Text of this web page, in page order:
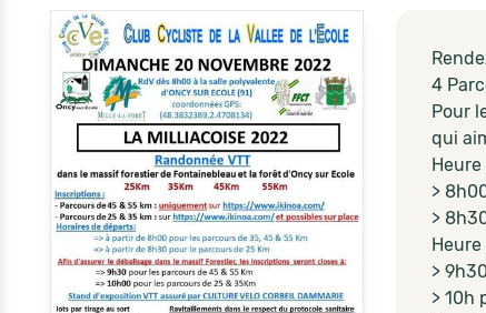
4
Pour
qui
>
>
>
> 10h